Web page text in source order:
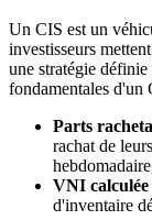
Un CIS est un
investisseurs
une stratégie
fondamentales d'un
Parts
rachat de
VNI
d'inventaire